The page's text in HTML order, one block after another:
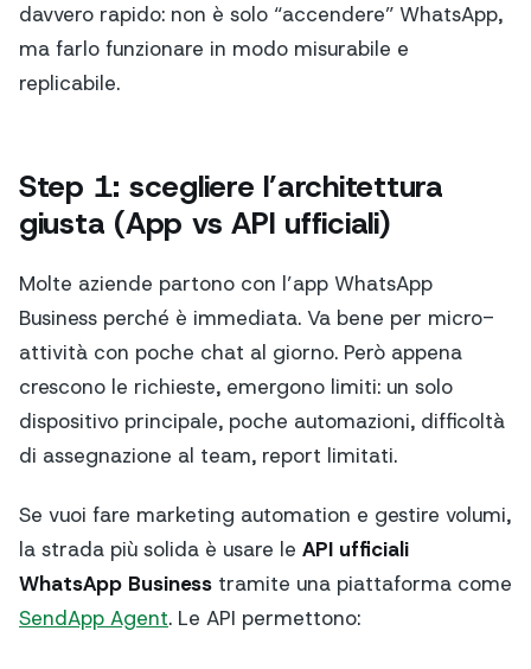
davvero rapido: non è solo “accendere” WhatsApp,
ma farlo funzionare in modo misurabile e
replicabile.
Step 1: scegliere l’architettura
giusta (App vs API ufficiali)
Molte aziende partono con l’app WhatsApp
Business perché è immediata. Va bene per micro-
attività con poche chat al giorno. Però appena
crescono le richieste, emergono limiti: un solo
dispositivo principale, poche automazioni, difficoltà
di assegnazione al team, report limitati.
Se vuoi fare marketing automation e gestire volumi,
la strada più solida è usare le API ufficiali
WhatsApp Business tramite una piattaforma come
SendApp Agent. Le API permettono: